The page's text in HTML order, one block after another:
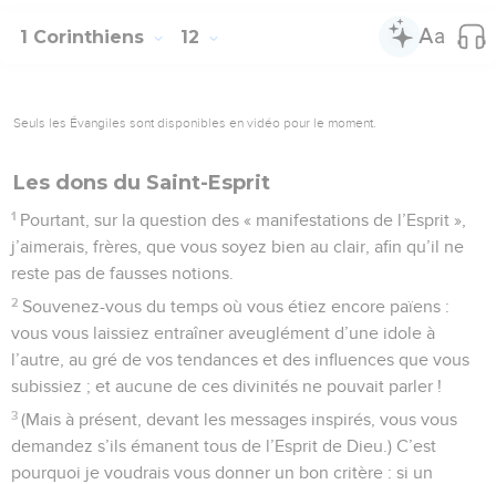
1 Corinthiens 12
Seuls les Évangiles sont disponibles en vidéo pour le moment.
Les dons du Saint-Esprit
1 Pourtant, sur la question des « manifestations de l’Esprit »,
j’aimerais, frères, que vous soyez bien au clair, afin qu’il ne
reste pas de fausses notions.
2 Souvenez-vous du temps où vous étiez encore païens :
vous vous laissiez entraîner aveuglément d’une idole à
l’autre, au gré de vos tendances et des influences que vous
subissiez ; et aucune de ces divinités ne pouvait parler !
3 (Mais à présent, devant les messages inspirés, vous vous
demandez s’ils émanent tous de l’Esprit de Dieu.) C’est
pourquoi je voudrais vous donner un bon critère : si un